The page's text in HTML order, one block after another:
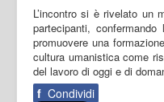
L’incontro si è rivelato un
partecipanti,
promuovere una
cultura umanistica come
del lavoro di oggi e di
f Condividi